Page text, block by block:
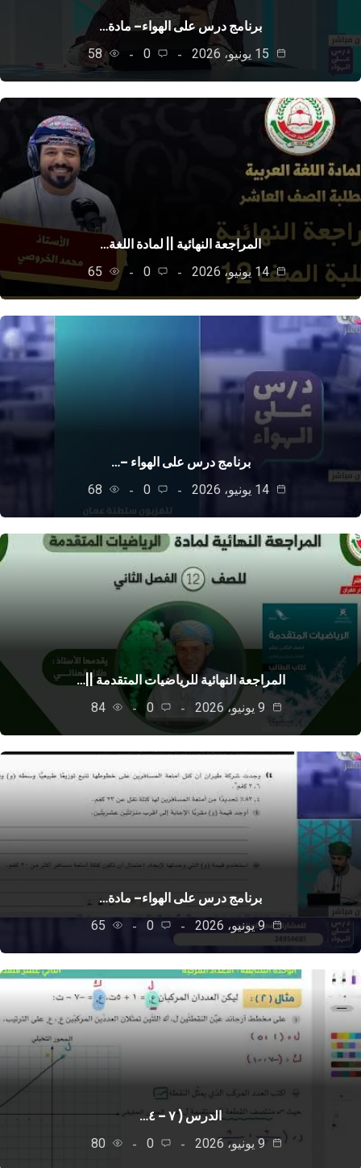
برنامج درس على الهواء– مادة…
0
58
المراجعة النهائية || لمادة اللغة…
0
65
برنامج درس على الهواء –…
0
68
المراجعة النهائية للرياضيات المتقدمة ||…
9 يونيو، 2026
0
84
برنامج درس على الهواء– مادة…
0
65
الدرس ( ٧ – ٤…
0
80